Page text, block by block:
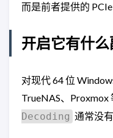
而是前者提供的 PCIe
开启它有什么
对现代 64 位
TrueNAS、Proxmox
Decoding 通常没